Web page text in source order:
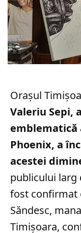
Orașul
Valeriu Sepi,
emblematică
Phoenix, a
acestei
publicului larg
fost confirmat
Săndesc,
Timișoara,